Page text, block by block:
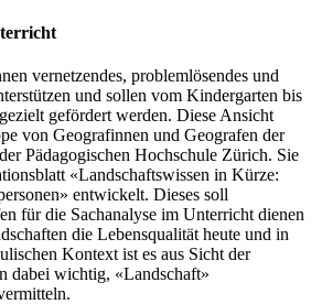
vernetzendes, problemlösendes und
und sollen vom Kindergarten bis
gefördert werden. Diese Ansicht
von Geografinnen und Geografen der
Pädagogischen Hochschule Zürich. Sie
«Landschaftswissen in Kürze:
entwickelt. Dieses soll
für die Sachanalyse im Unterricht dienen
die Lebensqualität heute und in
Kontext ist es aus Sicht der
dabei wichtig, «Landschaft»